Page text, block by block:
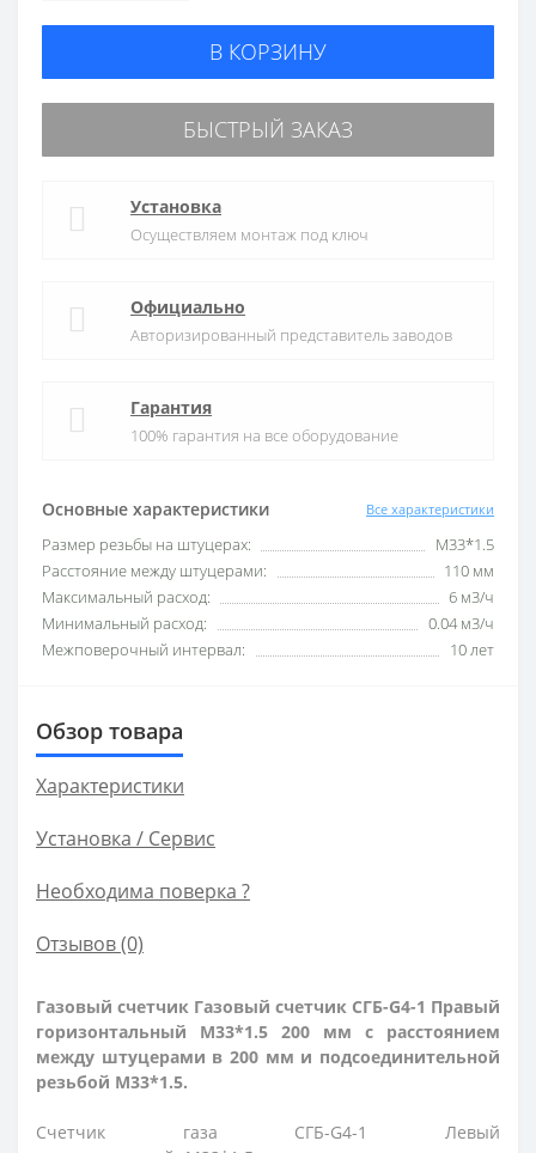
Основные характеристики Все характеристики
Размер резьбы на штуцерах:
М33*1.5
Расстояние между штуцерами:
110 мм
Максимальный расход:
6 м3/ч
Минимальный расход:
0.04 м3/ч
Межповерочный интервал:
10 лет
В КОРЗИНУ
БЫСТРЫЙ ЗАКАЗ
Установка
Осуществляем монтаж под ключ
Официально
Авторизированный представитель заводов
Гарантия
100% гарантия на все оборудование
Обзор товара
Характеристики
Установка / Сервис
Необходима поверка ?
Отзывов (0)
Газовый счетчик Газовый счетчик СГБ-G4-1 Правый
горизонтальный М33*1.5 200 мм с расстоянием
между штуцерами в 200 мм и подсоединительной
резьбой М33*1.5.
Счетчик газа СГБ-G4-1 Левый